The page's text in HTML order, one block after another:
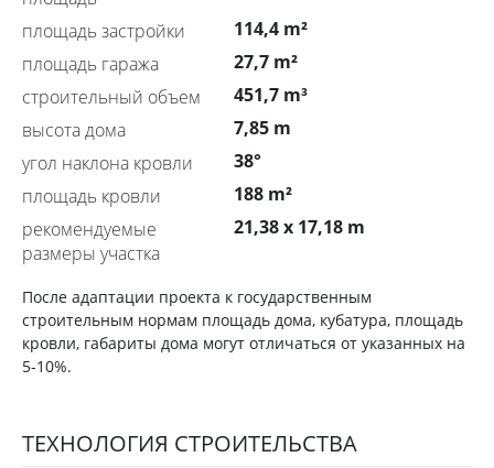
площадь застройки
114,4 m²
площадь гаража
27,7 m²
строительный объем
451,7 m³
высота дома
7,85 m
угол наклона кровли
38°
площадь кровли
188 m²
рекомендуемые
размеры участка
21,38 x 17,18 m
После адаптации проекта к государственным
строительным нормам площадь дома, кубатура, площадь
кровли, габариты дома могут отличаться от указанных на
5-10%.
ТЕХНОЛОГИЯ СТРОИТЕЛЬСТВА